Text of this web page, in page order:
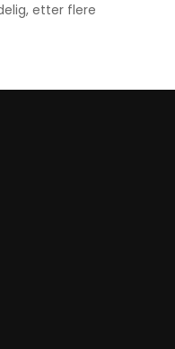
etter flere